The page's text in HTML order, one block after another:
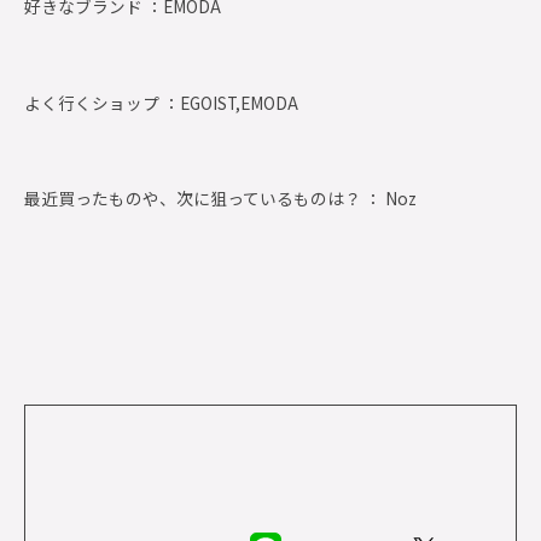
好きなブランド ： EMODA
よく行くショップ ： EGOIST,EMODA
最近買ったものや、次に狙っているものは？ ： Noz